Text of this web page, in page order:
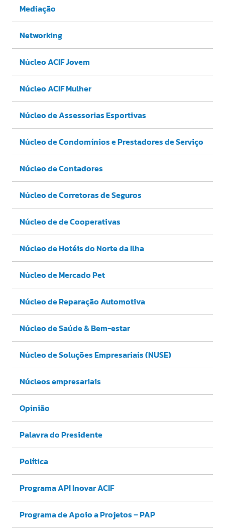
Mediação
Networking
Núcleo ACIF Jovem
Núcleo ACIF Mulher
Núcleo de Assessorias Esportivas
Núcleo de Condomínios e Prestadores de Serviço
Núcleo de Contadores
Núcleo de Corretoras de Seguros
Núcleo de de Cooperativas
Núcleo de Hotéis do Norte da Ilha
Núcleo de Mercado Pet
Núcleo de Reparação Automotiva
Núcleo de Saúde & Bem-estar
Núcleo de Soluções Empresariais (NUSE)
Núcleos empresariais
Opinião
Palavra do Presidente
Política
Programa API Inovar ACIF
Programa de Apoio a Projetos – PAP